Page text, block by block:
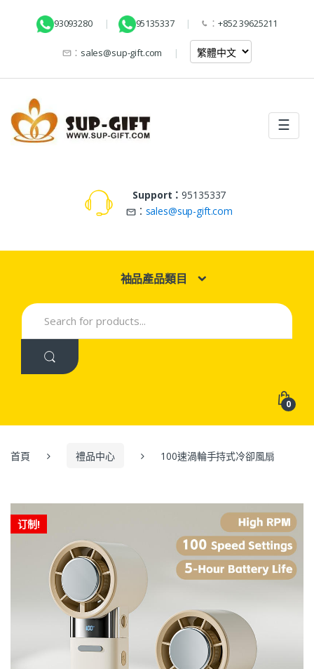
93093280 95135337 ： +852 39625211
： sales@sup-gift.com
☰
Support：95135337
： sales@sup-gift.com
袖品產品類目
Search
for:
0
首頁 禮品中心 100速渦輪手持式冷卻風扇
订制!